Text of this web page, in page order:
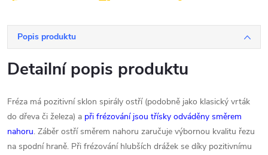
Popis produktu
Detailní popis produktu
Fréza má pozitivní sklon spirály ostří (podobně jako klasický vrták
do dřeva či železa) a při frézování jsou třísky odváděny směrem
nahoru. Záběr ostří směrem nahoru zaručuje výbornou kvalitu řezu
na spodní hraně. Při frézování hlubších drážek se díky pozitivnímu